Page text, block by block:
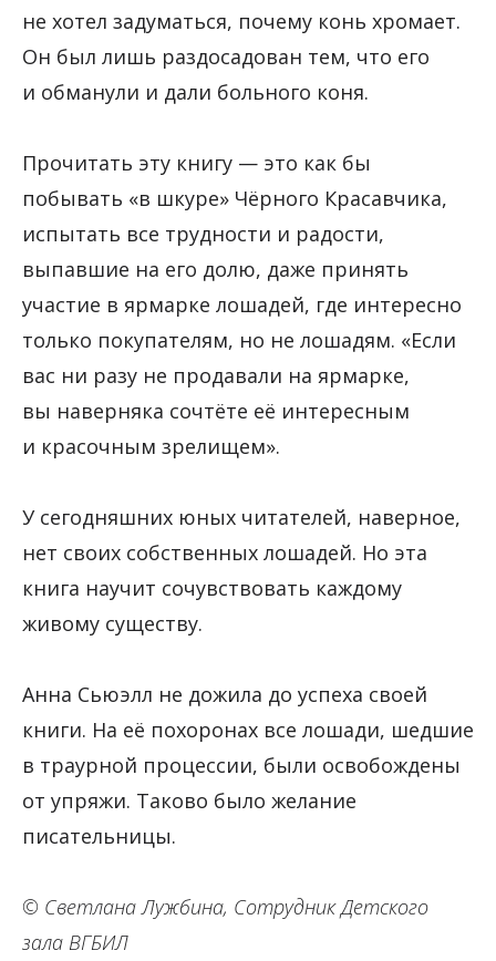
не хотел задуматься, почему конь хромает.
Он был лишь раздосадован тем, что его
и обманули и дали больного коня.
Прочитать эту книгу — это как бы
побывать «в шкуре» Чёрного Красавчика,
испытать все трудности и радости,
выпавшие на его долю, даже принять
участие в ярмарке лошадей, где интересно
только покупателям, но не лошадям. «Если
вас ни разу не продавали на ярмарке,
вы наверняка сочтёте её интересным
и красочным зрелищем».
У сегодняшних юных читателей, наверное,
нет своих собственных лошадей. Но эта
книга научит сочувствовать каждому
живому существу.
Анна Сьюэлл не дожила до успеха своей
книги. На её похоронах все лошади, шедшие
в траурной процессии, были освобождены
от упряжи. Таково было желание
писательницы.
© Светлана Лужбина, Сотрудник Детского
зала ВГБИЛ